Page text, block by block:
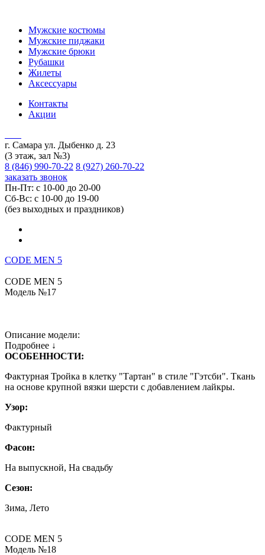
Мужские костюмы
Мужские пиджаки
Мужские брюки
Рубашки
Жилеты
Аксессуары
Контакты
Акции
г. Самара ул. Дыбенко д. 23
(3 этаж, зал №3)
8 (846) 990-70-22 8 (927) 260-70-22
заказать звонок
Пн-Пт: с 10-00 до 20-00
Сб-Вс: с 10-00 до 19-00
(без выходных и праздников)
CODE MEN 5
CODE MEN 5
Модель №17
Описание модели:
Подробнее ↓
ОСОБЕННОСТИ:
Фактурная Тройка в клетку "Тартан" в стиле "Гэтсби". Ткань
на основе крупной вязки шерсти с добавлением лайкры.
Узор:
Фактурный
Фасон:
На выпускной, На свадьбу
Сезон:
Зима, Лето
CODE MEN 5
Модель №18